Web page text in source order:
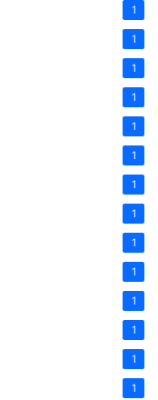
1
1
1
1
1
1
1
1
1
1
1
1
1
1